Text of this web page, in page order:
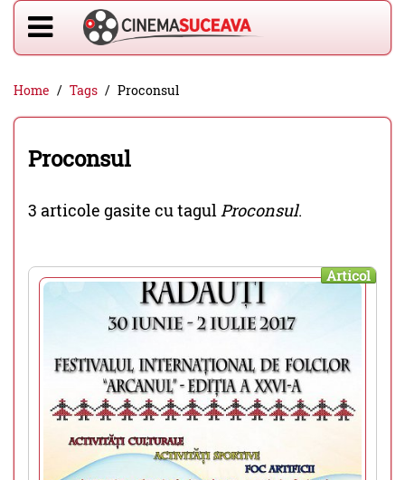
Home Tags Proconsul
Proconsul
3 articole gasite cu tagulProconsul.
Articol